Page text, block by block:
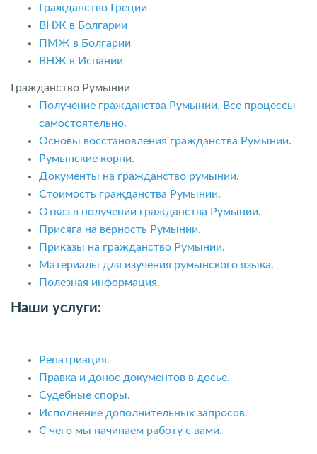
Гражданство Греции
ВНЖ в Болгарии
ПМЖ в Болгарии
ВНЖ в Испании
Гражданство Румынии
Получение гражданства Румынии. Все процессы
самостоятельно.
Основы восстановления гражданства Румынии.
Румынские корни.
Документы на гражданство румынии.
Стоимость гражданства Румынии.
Отказ в получении гражданства Румынии.
Присяга на верность Румынии.
Приказы на гражданство Румынии.
Материалы для изучения румынского языка.
Полезная информация.
Наши услуги:
Репатриация.
Правка и донос документов в досье.
Судебные споры.
Исполнение дополнительных запросов.
С чего мы начинаем работу с вами.